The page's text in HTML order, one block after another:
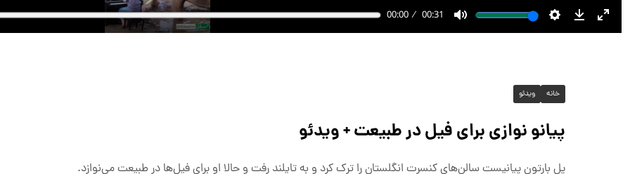
خانه ویدئو
پیانو نوازی برای فیل در طبیعت + ویدئو
پل بارتون پیانیست سالن‌های کنسرت انگلستان را ترک کرد و به تایلند رفت و حالا او برای فیل‌ها در طبیعت می‌نوازد.